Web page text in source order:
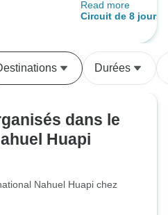
Je recommande
de voyage ! Ils
tous nos
voyage étaient
Jones
Read more
Circuit de 8 jours
Buenos Aires et
Durées
dans le
Huapi
Nahuel Huapi chez